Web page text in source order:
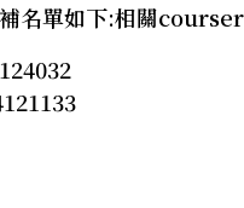
名單如下:相關